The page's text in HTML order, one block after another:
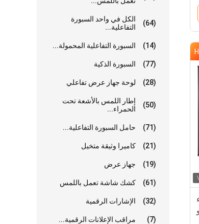
الكل في واحد السبورة
التفاعلية...
(64)
السبورة التفاعلية المحمولة... (14)
السبورة الذكية (77)
لوحة جهاز عرض تفاعلي (28)
إطار اللمس بالأشعة تحت
الحمراء...
(50)
حامل السبورة التفاعلية... (71)
كاميرا وثيقة متخيل (21)
جهاز عرض (19)
كشك شاشة تعمل باللمس (61)
الإشارات الرقمية (32)
مراقب الإعلانات الرقمية... (7)